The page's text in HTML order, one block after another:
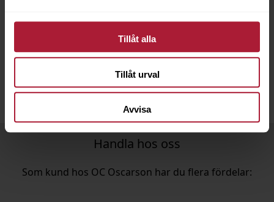
Tillåt alla
Tillåt urval
Avvisa
Ring oss på031-259150eller maila tillinfo@ocoscarson.comför att
registrerat konto,ansök om konto här
Handla hos oss
Som kund hos OC Oscarson har du flera fördelar: